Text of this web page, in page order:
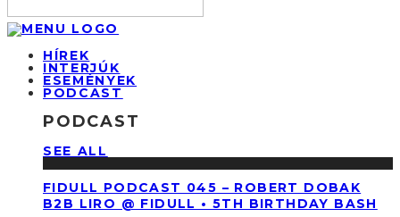
HÍREK
INTERJÚK
ESEMÉNYEK
PODCAST
PODCAST
SEE ALL
FIDULL PODCAST 045 – ROBERT DOBAK
B2B LIRO @ FIDULL • 5TH BIRTHDAY BASH